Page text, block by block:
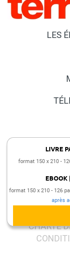
LIVRE
format 150 x 210
EBOOK
format 150 x 210 126
après
LES
CHARTE